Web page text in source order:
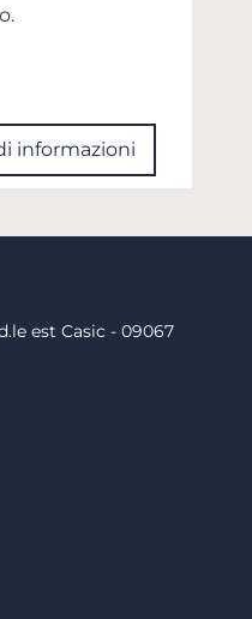
informazioni
est Casic - 09067